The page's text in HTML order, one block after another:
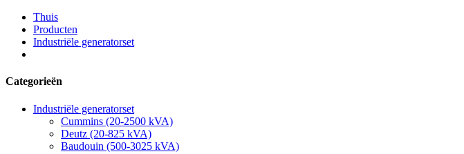
Thuis
Producten
Industriële generatorset
Categorieën
Industriële generatorset
Cummins (20-2500 kVA)
Deutz (20-825 kVA)
Baudouin (500-3025 kVA)